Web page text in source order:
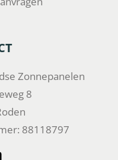
Zonnepanelen
8
88118797